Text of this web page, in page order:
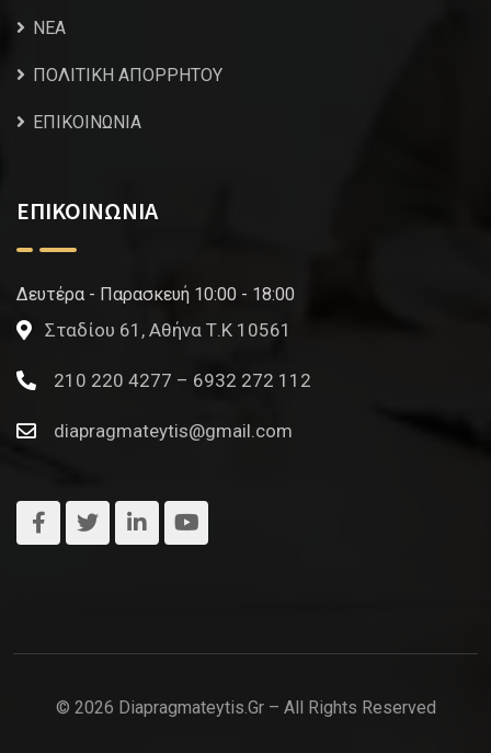
NEA
ΠΟΛΙΤΙΚΗ ΑΠΟΡΡΗΤΟΥ
ΕΠΙΚΟΙΝΩΝΙΑ
ΕΠΙΚΟΙΝΩΝΙΑ
Δευτέρα - Παρασκευή 10:00 - 18:00
Σταδίου 61, Αθήνα Τ.Κ 10561
210 220 4277 – 6932 272 112
diapragmateytis@gmail.com
© 2026 Diapragmateytis.gr – All Rights Reserved